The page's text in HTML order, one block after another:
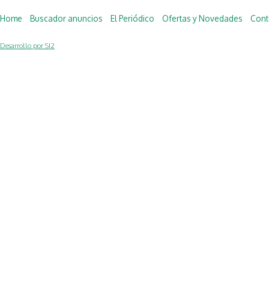
Home Buscador anuncios El Periódico Ofertas y Novedades
Desarrollo por SI2